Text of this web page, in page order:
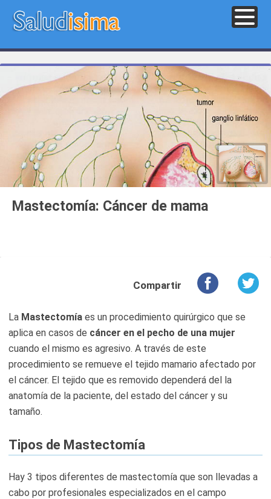
Mastectomía: Cáncer de mama
Compartir
La Mastectomía es un procedimiento quirúrgico que se
aplica en casos de cáncer en el pecho de una mujer
cuando el mismo es agresivo. A través de este
procedimiento se remueve el tejido mamario afectado por
el cáncer. El tejido que es removido dependerá del la
anatomía de la paciente, del estado del cáncer y su
tamaño.
Tipos de Mastectomía
Hay 3 tipos diferentes de mastectomía que son llevadas a
cabo por profesionales especializados en el campo